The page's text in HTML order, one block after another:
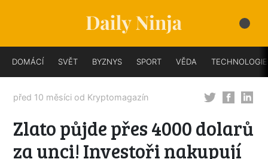
DOMÁCÍ SVĚT BYZNYS SPORT VĚDA TECHNOLOGIE
před 10 měsíci od Kryptomagazín
Zlato půjde přes 4000 dolarů
za unci! Investoři nakupují